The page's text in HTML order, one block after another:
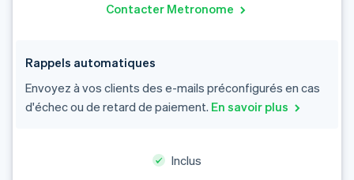
Contacter Metronome
Rappels automatiques
Envoyez à vos clients des e-mails préconfigurés en cas
d'échec ou de retard de paiement. En savoir plus
Inclus